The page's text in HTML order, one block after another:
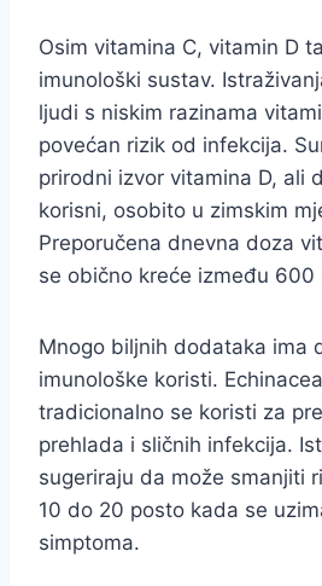
Osim vitamina C, vitamin D
imunološki sustav.
ljudi s niskim razinama
povećan rizik od infekcija.
prirodni izvor vitamina D, ali
korisni, osobito u zimskim
Preporučena dnevna doza
se obično kreće između 600
Mnogo biljnih dodataka ima
imunološke koristi.
tradicionalno se koristi za
prehlada i sličnih infekcija.
sugeriraju da može smanjiti
10 do 20 posto kada se
simptoma.